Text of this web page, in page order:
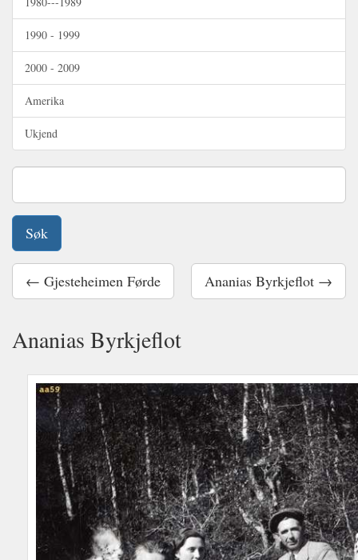
1990 - 1999
2000 - 2009
Amerika
Ukjend
← Gjesteheimen Førde Ananias Byrkjeflot →
Ananias Byrkjeflot